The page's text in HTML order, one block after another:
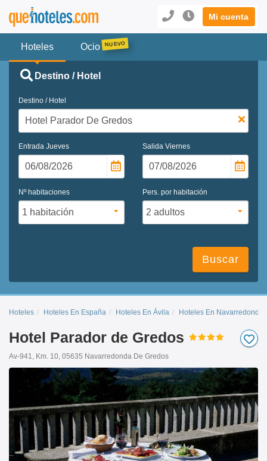
Mi cuenta
Hoteles Ocio
Destino / Hotel
Destino / Hotel
Entrada Jueves Salida Viernes
Nº habitaciones Pers. por habitación
Buscar
Hoteles Hoteles En España Hoteles En Ávila Hoteles En Navarredonda
Hotel Parador de Gredos
Av-941, Km. 10, 05635 Navarredonda De Gredos